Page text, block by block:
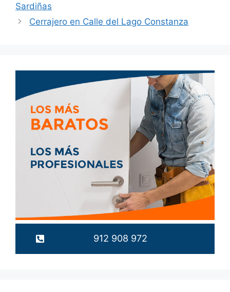
Sardiñas
Cerrajero en Calle del Lago Constanza
912 908 972